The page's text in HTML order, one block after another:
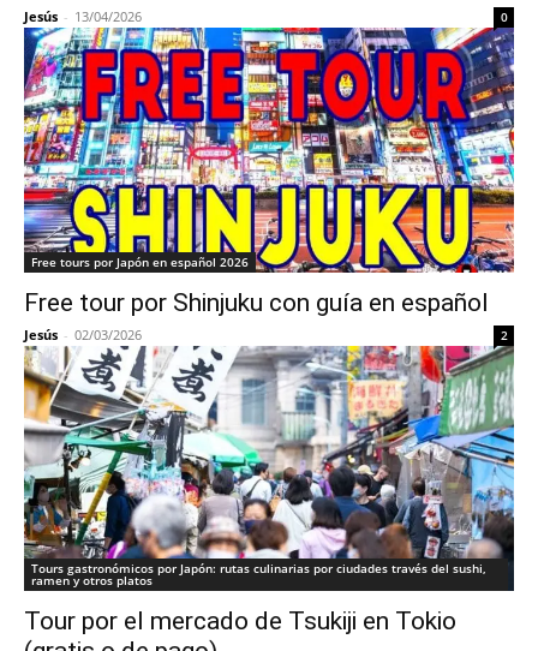
Jesús - 13/04/2026 0
Free tours por Japón en español 2026
Free tour por Shinjuku con guía en español
Jesús - 02/03/2026 2
Tours gastronómicos por Japón: rutas culinarias por ciudades través del sushi,
ramen y otros platos
Tour por el mercado de Tsukiji en Tokio